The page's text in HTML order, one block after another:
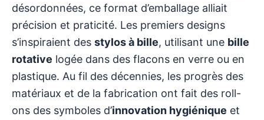
désordonnées, ce format d’emballage alliait
précision et praticité. Les premiers designs
s’inspiraient des stylos à bille, utilisant une bille
rotative logée dans des flacons en verre ou en
plastique. Au fil des décennies, les progrès des
matériaux et de la fabrication ont fait des roll-
ons des symboles d’innovation hygiénique et